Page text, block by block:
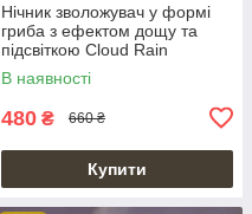
Нічник зволожувач у формі
гриба з ефектом дощу та
підсвіткою Cloud Rain
Humidifier
В наявності
480 ₴ 660 ₴
Купити